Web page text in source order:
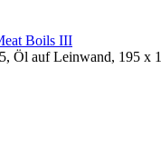
Öl auf Leinwand, 195 x